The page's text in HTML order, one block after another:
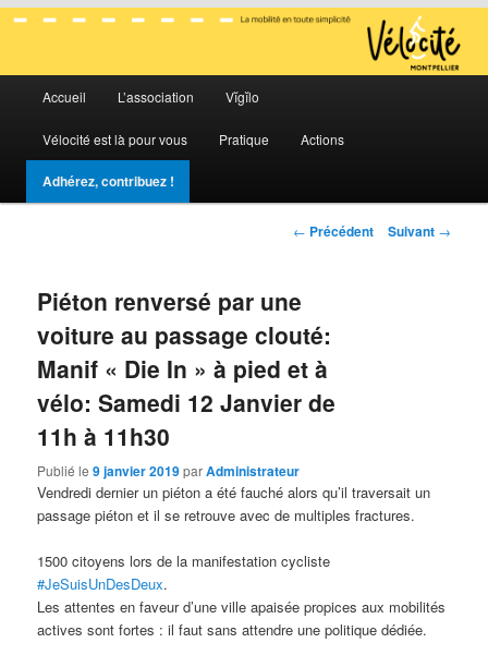
Vélocité Grand Montpellier
La mobilité en toute simplicité
Aller
au
contenu
Aller
au
contenu
Accueil L’association Vĭgĭlo
Vélocité est là pour vous Pratique Actions
Adhérez, contribuez !
Navigation
← Précédent Suivant →
Piéton renversé par une
voiture au passage clouté:
Manif « Die In » à pied et à
vélo: Samedi 12 Janvier de
11h à 11h30
Publié le9 janvier 2019parAdministrateur
Vendredi dernier un piéton a été fauché alors qu’il traversait un
passage piéton et il se retrouve avec de multiples fractures.
1500 citoyens lors de la manifestation cycliste
#JeSuisUnDesDeux.
Les attentes en faveur d’une ville apaisée propices aux mobilités
actives sont fortes : il faut sans attendre une politique dédiée.